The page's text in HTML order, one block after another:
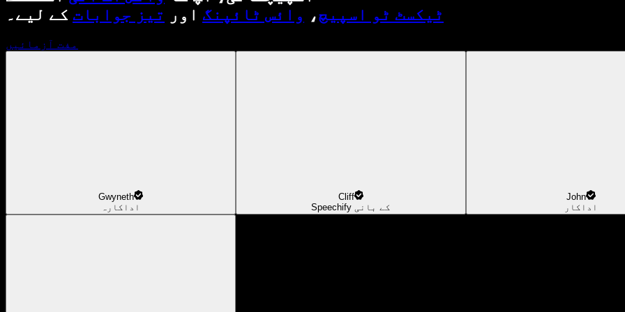
ٹیکسٹ ٹو اسپیچ، وائس ٹائپنگ اور تیز جوابات کے لیے۔
مفت آزمائیں
Gwyneth
اداکارہ
Cliff
Speechify کے بانی
John
اداکار